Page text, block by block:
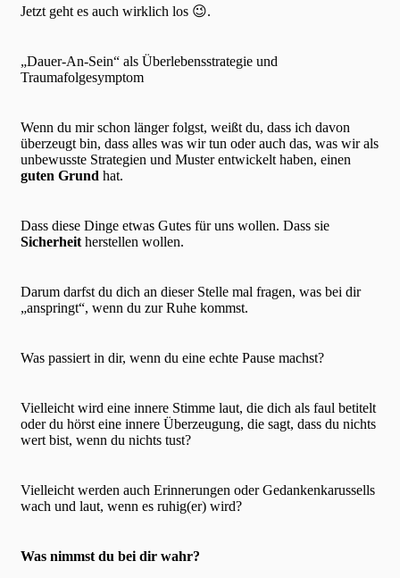
Jetzt geht es auch wirklich los 😉.
„Dauer-An-Sein“ als Überlebensstrategie und
Traumafolgesymptom
Wenn du mir schon länger folgst, weißt du, dass ich davon
überzeugt bin, dass alles was wir tun oder auch das, was wir als
unbewusste Strategien und Muster entwickelt haben, einen
guten Grund hat.
Dass diese Dinge etwas Gutes für uns wollen. Dass sie
Sicherheitherstellen wollen.
Darum darfst du dich an dieser Stelle mal fragen, was bei dir
„anspringt“, wenn du zur Ruhe kommst.
Was passiert in dir, wenn du eine echte Pause machst?
Vielleicht wird eine innere Stimme laut, die dich als faul betitelt
oder du hörst eine innere Überzeugung, die sagt, dass du nichts
wert bist, wenn du nichts tust?
Vielleicht werden auch Erinnerungen oder Gedankenkarussells
wach und laut, wenn es ruhig(er) wird?
Was nimmst du bei dir wahr?